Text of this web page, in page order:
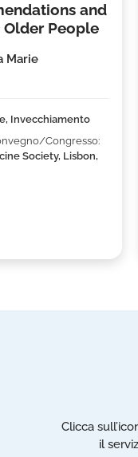
and
People
Marie
Invecchiamento
Congresso:
Society, Lisbon,
Clicca
il